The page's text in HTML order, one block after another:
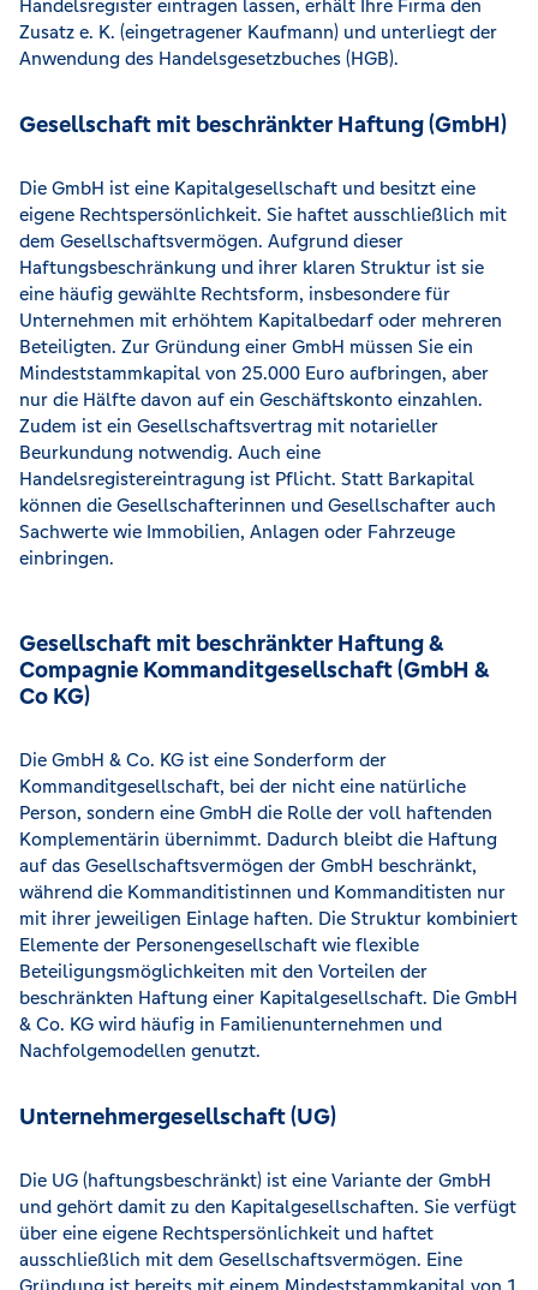
Handelsregister eintragen lassen, erhält Ihre Firma den
Zusatz e. K. (eingetragener Kaufmann) und unterliegt der
Anwendung des Handelsgesetzbuches (HGB).
Gesellschaft mit beschränkter Haftung (GmbH)
Die GmbH ist eine Kapitalgesellschaft und besitzt eine
eigene Rechtspersönlichkeit. Sie haftet ausschließlich mit
dem Gesellschaftsvermögen. Aufgrund dieser
Haftungsbeschränkung und ihrer klaren Struktur ist sie
eine häufig gewählte Rechtsform, insbesondere für
Unternehmen mit erhöhtem Kapitalbedarf oder mehreren
Beteiligten. Zur Gründung einer GmbH müssen Sie ein
Mindeststammkapital von 25.000 Euro aufbringen, aber
nur die Hälfte davon auf ein Geschäftskonto einzahlen.
Zudem ist ein Gesellschaftsvertrag mit notarieller
Beurkundung notwendig. Auch eine
Handelsregistereintragung ist Pflicht. Statt Barkapital
können die Gesellschafterinnen und Gesellschafter auch
Sachwerte wie Immobilien, Anlagen oder Fahrzeuge
einbringen.
Gesellschaft mit beschränkter Haftung &
Compagnie Kommanditgesellschaft (GmbH &
Co KG)
Die GmbH & Co. KG ist eine Sonderform der
Kommanditgesellschaft, bei der nicht eine natürliche
Person, sondern eine GmbH die Rolle der voll haftenden
Komplementärin übernimmt. Dadurch bleibt die Haftung
auf das Gesellschaftsvermögen der GmbH beschränkt,
während die Kommanditistinnen und Kommanditisten nur
mit ihrer jeweiligen Einlage haften. Die Struktur kombiniert
Elemente der Personengesellschaft wie flexible
Beteiligungsmöglichkeiten mit den Vorteilen der
beschränkten Haftung einer Kapitalgesellschaft. Die GmbH
& Co. KG wird häufig in Familienunternehmen und
Nachfolgemodellen genutzt.
Unternehmergesellschaft (UG)
Die UG (haftungsbeschränkt) ist eine Variante der GmbH
und gehört damit zu den Kapitalgesellschaften. Sie verfügt
über eine eigene Rechtspersönlichkeit und haftet
ausschließlich mit dem Gesellschaftsvermögen. Eine
Gründung ist bereits mit einem Mindeststammkapital von 1